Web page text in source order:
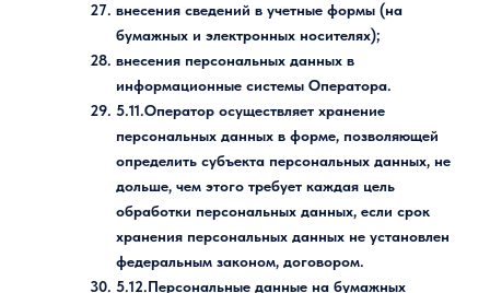
внесения сведений в учетные формы (на
бумажных и электронных носителях);
внесения персональных данных в
информационные системы Оператора.
5.11.Оператор осуществляет хранение
персональных данных в форме, позволяющей
определить субъекта персональных данных, не
дольше, чем этого требует каждая цель
обработки персональных данных, если срок
хранения персональных данных не установлен
федеральным законом, договором.
5.12.Персональные данные на бумажных